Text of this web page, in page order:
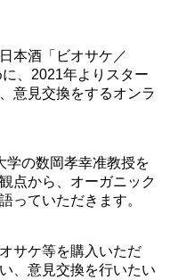
本酒「ビオサケ／
、2021年よりスター
意見交換をするオンラ
学の数岡孝幸准教授を
点から、オーガニック
っていただきます。
サケ等を購入いただ
、意見交換を行いたい